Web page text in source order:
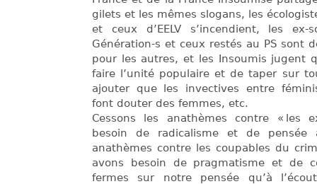
gilets et les mêmes slogans, les
et ceux d’EELV s’incendient, les ex-
Génération-s et ceux restés au PS sont
pour les autres, et les Insoumis jugent
faire l’unité populaire et de taper sur
ajouter que les invectives entre
font douter des femmes, etc.
Cessons les anathèmes contre « les
besoin de radicalisme et de pensée
anathèmes contre les coupables du
avons besoin de pragmatisme et de
fermes sur notre pensée qu’à